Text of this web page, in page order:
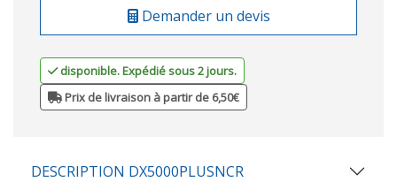
Demander un devis
disponible. Expédié sous 2 jours.
Prix de livraison à partir de 6,50€
DESCRIPTION DX5000PLUSNCR